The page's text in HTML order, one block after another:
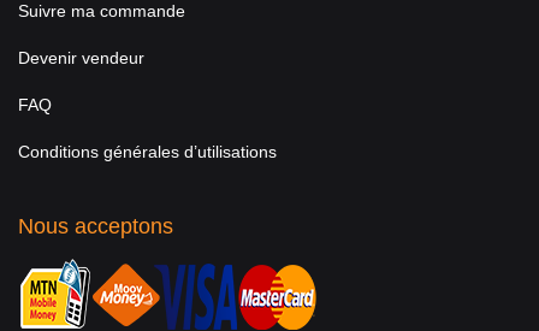
Suivre ma commande
Devenir vendeur
FAQ
Conditions générales d’utilisations
Nous acceptons